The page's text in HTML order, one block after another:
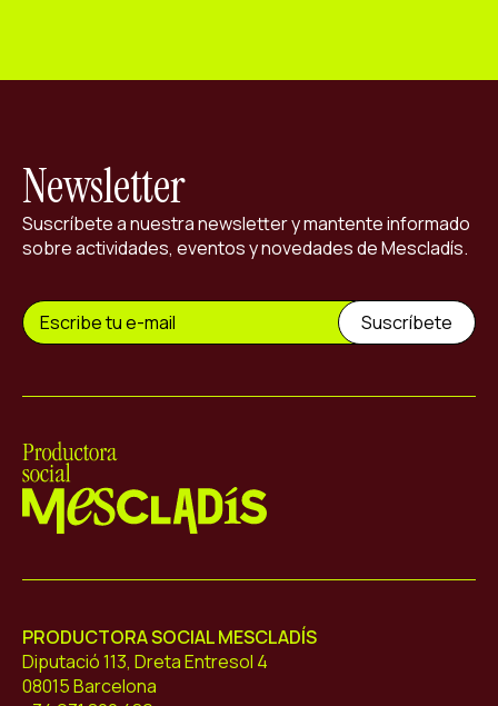
Newsletter
Suscríbete a nuestra newsletter y mantente informado
sobre actividades, eventos y novedades de Mescladís.
PRODUCTORA SOCIAL MESCLADÍS
Diputació 113, Dreta Entresol 4
08015 Barcelona